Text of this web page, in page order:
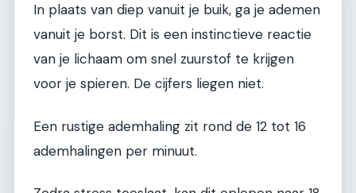
In plaats van diep vanuit je buik, ga je ademen
vanuit je borst. Dit is een instinctieve reactie
van je lichaam om snel zuurstof te krijgen
voor je spieren. De cijfers liegen niet.
Een rustige ademhaling zit rond de 12 tot 16
ademhalingen per minuut.